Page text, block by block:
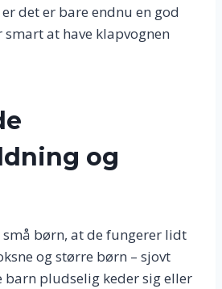
det er bare endnu en god
at have klapvognen
og
små børn, at de fungerer lidt
og større børn – sjovt
barn pludselig keder sig eller